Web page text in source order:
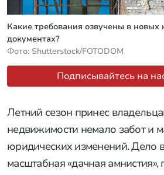
Какие требования озвучены в
документах?
Фото: Shutterstock/FOTODOM
Подписывайтесь на
Летний сезон принес
недвижимости немало забот и
юридических изменений. Дело
масштабная «дачная